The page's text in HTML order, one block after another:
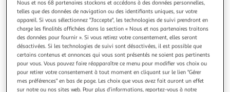
précédente
suivante
Livraison offerte
FLENSTED
The Ugly Duckling
Le vilain petit canard
Nous et nos 68 partenaires stockons et accédons à des données personnelles,
telles que des données de navigation ou des identifiants uniques, sur votre
appareil. Si vous sélectionnez "J'accepte", les technologies de suivi prendront en
charge les finalités affichées dans la section « Nous et nos partenaires traitons
des données pour fournir ». Si vous retirez votre consentement, elles seront
désactivées. Si les technologies de suivi sont désactivées, il est possible que
certains contenus et annonces qui vous sont présentés ne soient pas pertinents
pour vous. Vous pouvez faire réapparaître ce menu pour modifier vos choix ou
pour retirer votre consentement à tout moment en cliquant sur le lien "Gérer
mes préférences" en bas de page. Les choix que vous avez fait auront un effet
sur notre ou nos sites web. Pour plus d’informations, reportez-vous à notre